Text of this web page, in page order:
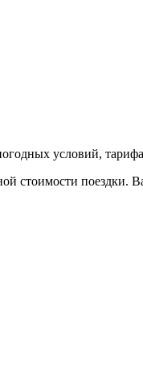
условий,
стоимости поездки.